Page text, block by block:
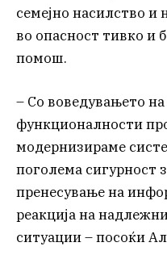
семејно насилство и
во опасност тивко и
помош.
– Со воведувањето
функционалности
модернизираме
поголема сигурност
пренесување на
реакција на
ситуации – посоќи